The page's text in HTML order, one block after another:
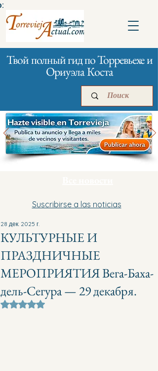
Твой полный гид по Торревьехе и
Ориуэла Коста
Главная Реклама
Suscribirse a las noticias
КУЛЬТУРНЫЕ И
ПРАЗДНИЧНЫЕ
МЕРОПРИЯТИЯ Вега-Баха-
дель-Сегура — 29 декабря.
28 дек. 2025 г.
Оценка: не число из 5 звезд.